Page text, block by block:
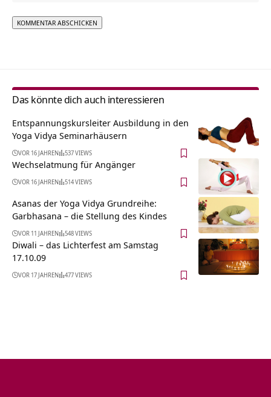
Das könnte dich auch interessieren
Entspannungskursleiter Ausbildung in den
Yoga Vidya Seminarhäusern
VOR 16 JAHREN 537 VIEWS
Wechselatmung für Angänger
VOR 16 JAHREN 514 VIEWS
Asanas der Yoga Vidya Grundreihe:
Garbhasana – die Stellung des Kindes
VOR 11 JAHREN 548 VIEWS
Diwali – das Lichterfest am Samstag
17.10.09
VOR 17 JAHREN 477 VIEWS